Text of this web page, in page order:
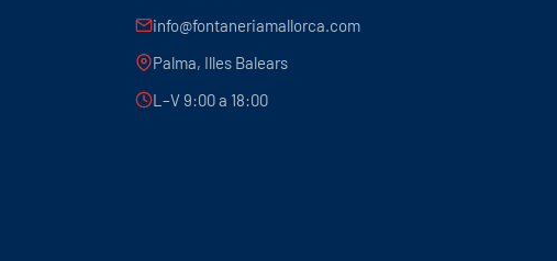
info@fontaneriamallorca.com
Palma, Illes Balears
L–V 9:00 a 18:00